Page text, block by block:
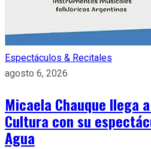
Espectáculos & Recitales
agosto 6, 2026
Micaela Chauque llega
Cultura con su
Agua